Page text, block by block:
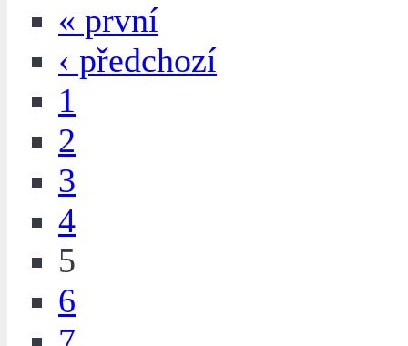
« první
‹ předchozí
1
2
3
4
5
6